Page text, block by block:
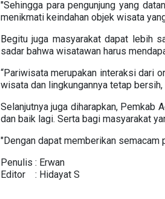
"Sehingga para pengunjung yang
menikmati keindahan objek wisata
Begitu juga masyarakat dapat lebih
sadar bahwa wisatawan harus
“Pariwisata merupakan interaksi dari
wisata dan lingkungannya tetap bersih,
Selanjutnya juga diharapkan, Pemkab
dan baik lagi. Serta bagi masyarakat
"Dengan dapat memberikan semacam
Penulis : Erwan
Editor : Hidayat S